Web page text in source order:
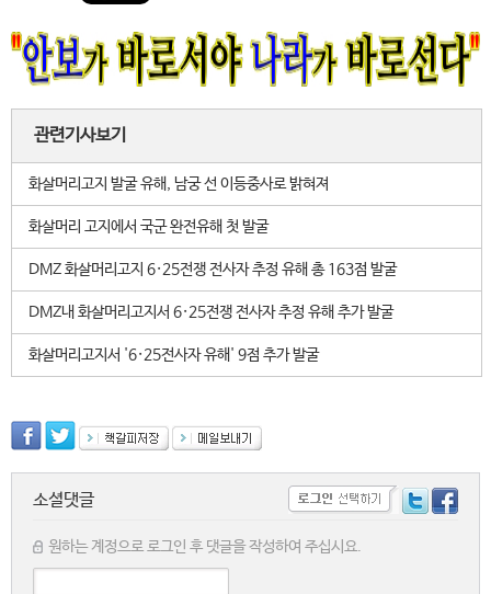
관련기사보기
화살머리고지 발굴 유해, 남궁 선 이등중사로 밝혀져
화살머리 고지에서 국군 완전유해 첫 발굴
DMZ 화살머리고지 6·25전쟁 전사자 추정 유해 총 163점 발굴
DMZ내 화살머리고지서 6·25전쟁 전사자 추정 유해 추가 발굴
화살머리고지서 '6·25전사자 유해' 9점 추가 발굴
소셜댓글
원하는 계정으로 로그인 후 댓글을 작성하여 주십시요.